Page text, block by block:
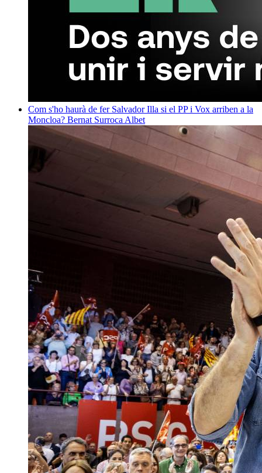
Com s'ho haurà de fer Salvador Illa si el PP i Vox arriben a la
Moncloa? Bernat Surroca Albet